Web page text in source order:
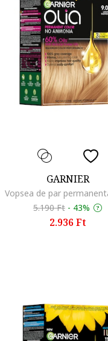
GARNIER
5.190 Ft - 43%
2.936 Ft